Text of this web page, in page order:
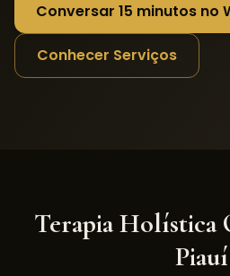
Conversar 15 minutos no
Conhecer Serviços
Terapia Holística
Piauí